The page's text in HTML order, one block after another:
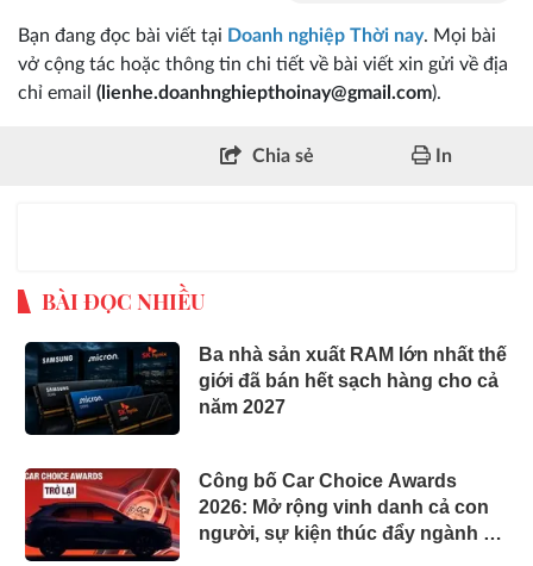
Bạn đang đọc bài viết tại Doanh nghiệp Thời nay. Mọi bài
vở cộng tác hoặc thông tin chi tiết về bài viết xin gửi về địa
chỉ email (lienhe.doanhnghiepthoinay@gmail.com).
Chia sẻ In
BÀI ĐỌC NHIỀU
Ba nhà sản xuất RAM lớn nhất thế
giới đã bán hết sạch hàng cho cả
năm 2027
Công bố Car Choice Awards
2026: Mở rộng vinh danh cả con
người, sự kiện thúc đẩy ngành xe